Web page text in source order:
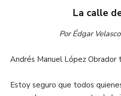
La calle
Por Édgar
Andrés Manuel López Obrador
Estoy seguro que todos